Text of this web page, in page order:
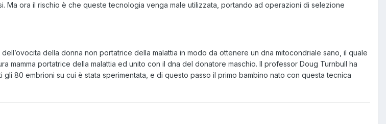
Ma ora il rischio è che queste tecnologia venga male utilizzata, portando ad operazioni di selezione
della donna non portatrice della malattia in modo da ottenere un dna mitocondriale sano, il quale
mamma portatrice della malattia ed unito con il dna del donatore maschio. Il professor Doug Turnbull ha
80 embrioni su cui è stata sperimentata, e di questo passo il primo bambino nato con questa tecnica